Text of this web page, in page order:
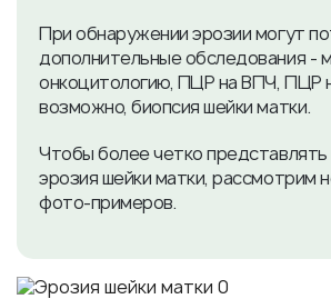
При обнаружении эрозии могут
дополнительные обследования -
онкоцитологию, ПЦР на ВПЧ, ПЦР
возможно, биопсия шейки матки.
Чтобы более четко представлять
эрозия шейки матки, рассмотрим
фото-примеров.